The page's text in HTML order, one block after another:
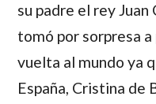
su padre el rey
tomó por sorpresa
vuelta al mundo ya
España, Cristina de